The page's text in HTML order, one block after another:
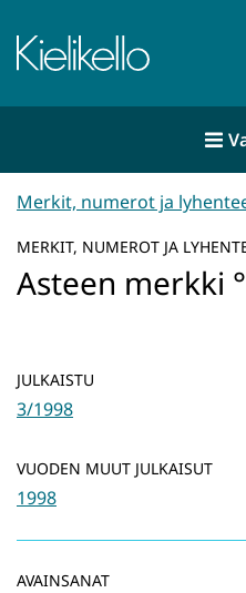
sisältöön
Etusivu
Merkit, numerot ja
MERKIT, NUMEROT JA
Asteen merkki °
JULKAISTU
3/1998
VUODEN MUUT JULKAISUT
1998
AVAINSANAT